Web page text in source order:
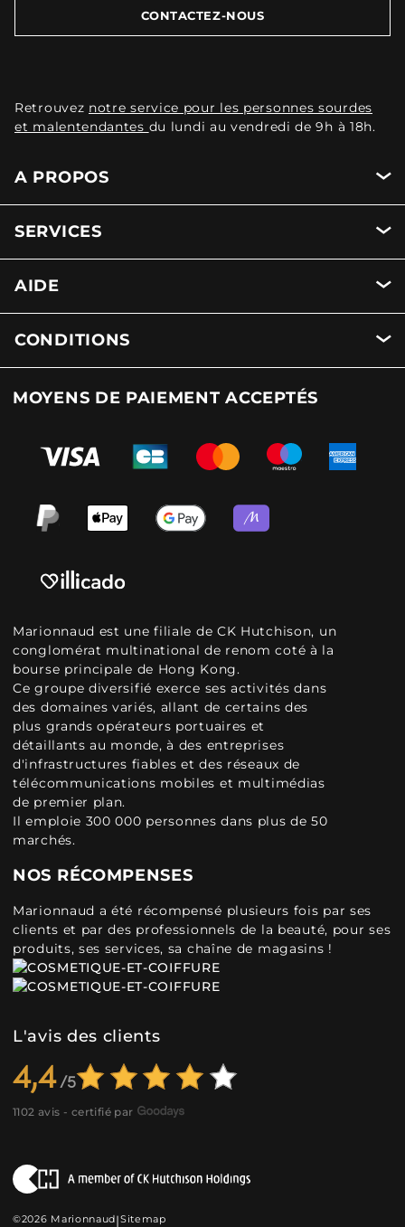
CONTACTEZ-NOUS
Retrouvez notre service pour les personnes sourdes
et malentendantes du lundi au vendredi de 9h à 18h.
A PROPOS
SERVICES
AIDE
CONDITIONS
MOYENS DE PAIEMENT ACCEPTÉS
Marionnaud est une filiale de CK Hutchison, un
conglomérat multinational de renom coté à la
bourse principale de Hong Kong.
Ce groupe diversifié exerce ses activités dans
des domaines variés, allant de certains des
plus grands opérateurs portuaires et
détaillants au monde, à des entreprises
d'infrastructures fiables et des réseaux de
télécommunications mobiles et multimédias
de premier plan.
Il emploie 300 000 personnes dans plus de 50
marchés.
NOS RÉCOMPENSES
Marionnaud a été récompensé plusieurs fois par ses
clients et par des professionnels de la beauté, pour ses
produits, ses services, sa chaîne de magasins !
L'avis des clients
4,4
1102 avis - certifié par
©2026 Marionnaud|Sitemap